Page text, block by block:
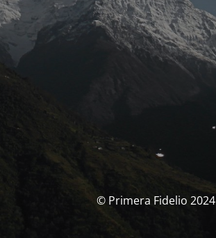
© Primera Fidelio 2024